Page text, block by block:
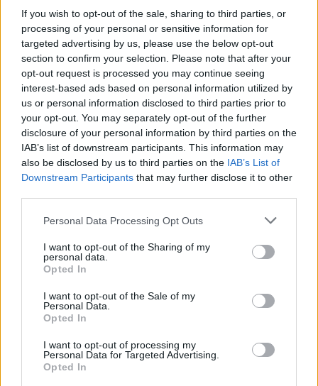
If you wish to opt-out of the sale, sharing to third parties, or
processing of your personal or sensitive information for
targeted advertising by us, please use the below opt-out
section to confirm your selection. Please note that after your
opt-out request is processed you may continue seeing
interest-based ads based on personal information utilized by
us or personal information disclosed to third parties prior to
your opt-out. You may separately opt-out of the further
disclosure of your personal information by third parties on the
IAB’s list of downstream participants. This information may
also be disclosed by us to third parties on the IAB’s List of
Downstream Participants that may further disclose it to other
Please note that this website/app uses one or more Google
not limited to your visit or usage behaviour. You may click to
grant or deny consent to Google and its third-party tags to
use your data for below specified purposes in below Google
consent section.
Personal Data Processing Opt Outs
I want to opt-out of the Sharing of my
personal data.
Opted In
I want to opt-out of the Sale of my
Personal Data.
Opted In
I want to opt-out of processing my
Personal Data for Targeted Advertising.
Opted In
programot Tibikeh42 szerint Gánt környékén
forgatták a Bagoly-hegyi külfejtésnél Jancsó Miklós
rendezésében kőkemény nyugati valutáért.
Tibikeh42 keresztapjának a volt szembeszomszédja
vitte az Armstrong nevű színésznek a körözöttes
kenyeret meg a pörköltet a szünetben. A Hold
ugyanis nagyon messze van, bőven a Föld
üvegbúrája fölött! Az a srác a Hordósban azt is
elmesélte, hogy ismer viszont egy hiteles médiumot,
aki rendszeres telepatikus kapcsolatban áll a lapos
Hold túlsó oldalán, fényárban úszó
kristályvárosokban élő földönkívüliekkel. Ősi tolték-
piréz forrásokból tudható, hogy fizikai valónkban
egy huszasért, ez manapság nem pénz
) könnyűszerrel
rácsatlakozik a védikus tudatáramokba és
részletesen beszámol a legfrissebb holdbéli
történésekről. Sőt, a tolték holdsíp rezgéseivel
gyógyít, bizsergést sugároz a Muladhara csakrába:
a srác se hitte volna ha nem érzi, de érezte.